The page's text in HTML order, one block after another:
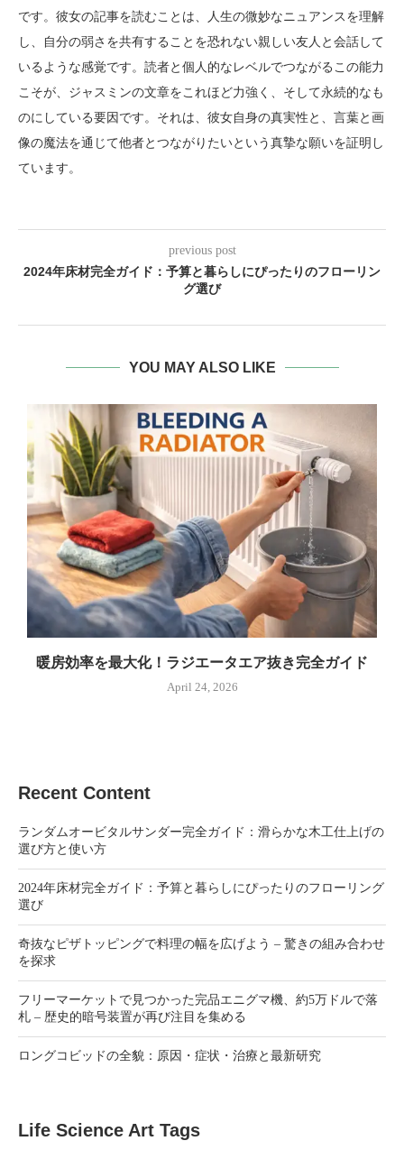
です。彼女の記事を読むことは、人生の微妙なニュアンスを理解
し、自分の弱さを共有することを恐れない親しい友人と会話して
いるような感覚です。読者と個人的なレベルでつながるこの能力
こそが、ジャスミンの文章をこれほど力強く、そして永続的なも
のにしている要因です。それは、彼女自身の真実性と、言葉と画
像の魔法を通じて他者とつながりたいという真摯な願いを証明し
ています。
previous post
2024年床材完全ガイド：予算と暮らしにぴったりのフローリン
グ選び
YOU MAY ALSO LIKE
暖房効率を最大化！ラジエータエア抜き完全ガイド
April 24, 2026
Recent Content
ランダムオービタルサンダー完全ガイド：滑らかな木工仕上げの
選び方と使い方
2024年床材完全ガイド：予算と暮らしにぴったりのフローリング
選び
奇抜なピザトッピングで料理の幅を広げよう – 驚きの組み合わせ
を探求
フリーマーケットで見つかった完品エニグマ機、約5万ドルで落
札 – 歴史的暗号装置が再び注目を集める
ロングコビッドの全貌：原因・症状・治療と最新研究
Life Science Art Tags